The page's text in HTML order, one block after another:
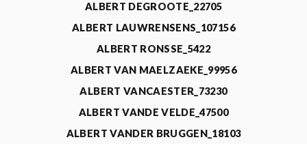
ALBERT DEGROOTE_22705
ALBERT LAUWRENSENS_107156
ALBERT RONSSE_5422
ALBERT VAN MAELZAEKE_99956
ALBERT VANCAESTER_73230
ALBERT VANDE VELDE_47500
ALBERT VANDER BRUGGEN_18103